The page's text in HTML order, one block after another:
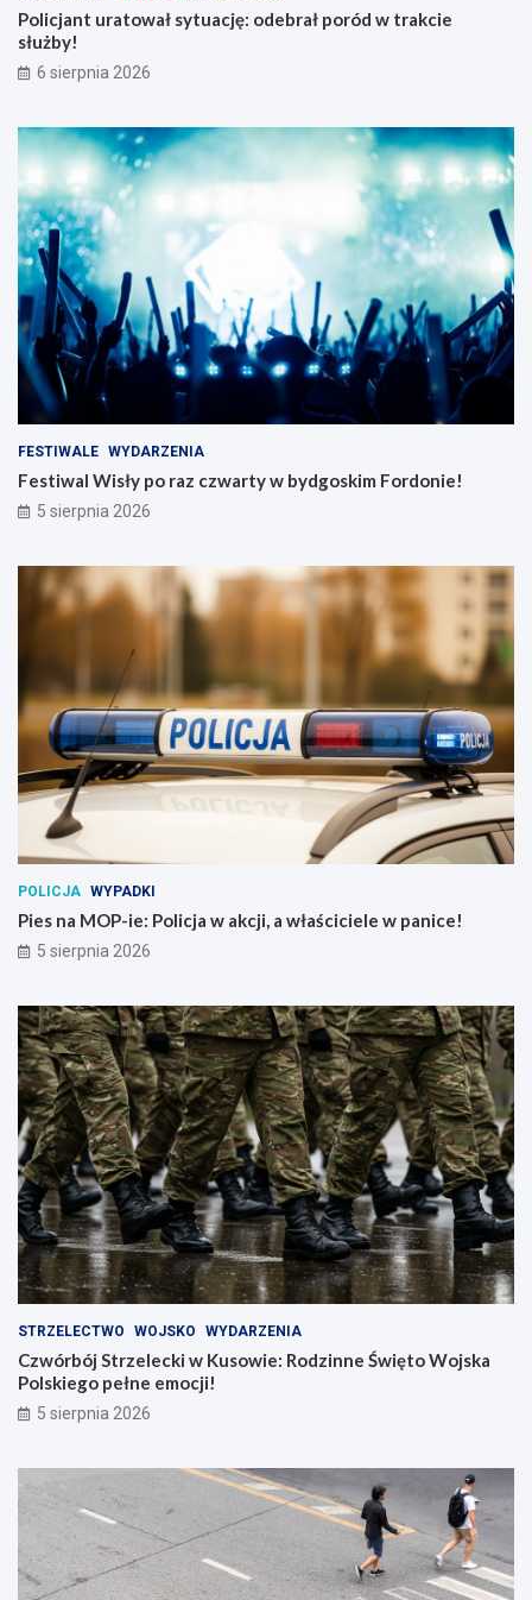
Policjant uratował sytuację: odebrał poród w trakcie
służby!
6 sierpnia 2026
FESTIWALE WYDARZENIA
Festiwal Wisły po raz czwarty w bydgoskim Fordonie!
5 sierpnia 2026
POLICJA WYPADKI
Pies na MOP-ie: Policja w akcji, a właściciele w panice!
5 sierpnia 2026
STRZELECTWO WOJSKO WYDARZENIA
Czwórbój Strzelecki w Kusowie: Rodzinne Święto Wojska
Polskiego pełne emocji!
5 sierpnia 2026